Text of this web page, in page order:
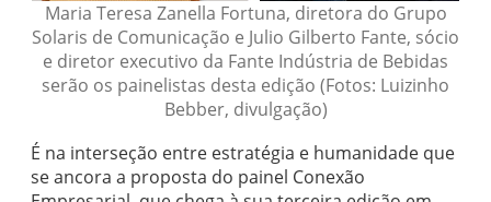
Maria Teresa Zanella Fortuna, diretora do Grupo
Solaris de Comunicação e Julio Gilberto Fante, sócio
e diretor executivo da Fante Indústria de Bebidas
serão os painelistas desta edição (Fotos: Luizinho
Bebber, divulgação)
É na interseção entre estratégia e humanidade que
se ancora a proposta do painel Conexão